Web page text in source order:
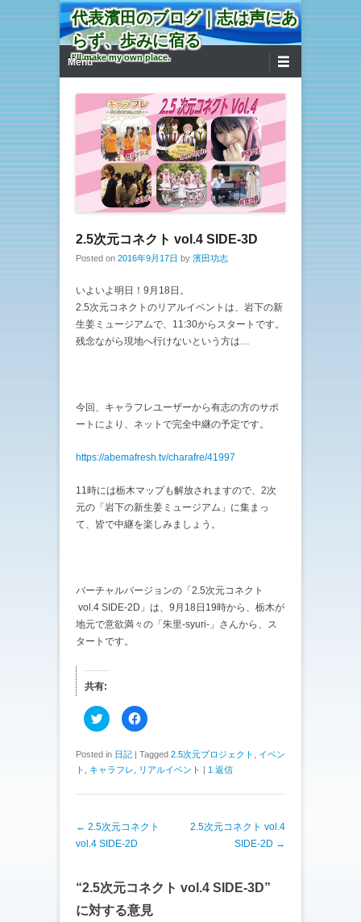
代表濱田のブログ｜志は声にあ
らず、歩みに宿る
I'll make my own place.
第1メニュー
コンテンツへ移動
Menu
2.5次元コネクト vol.4 SIDE-3D
Posted on 2016年9月17日 by 濱田功志
いよいよ明日！9月18日。
2.5次元コネクトのリアルイベントは、岩下の新
生姜ミュージアムで、11:30からスタートです。
残念ながら現地へ行けないという方は…
今回、キャラフレユーザーから有志の方のサポ
ートにより、ネットで完全中継の予定です。
https://abemafresh.tv/charafre/41997
11時には栃木マップも解放されますので、2次
元の「岩下の新生姜ミュージアム」に集まっ
て、皆で中継を楽しみましょう。
バーチャルバージョンの「2.5次元コネクト
vol.4 SIDE-2D」は、9月18日19時から、栃木が
地元で意欲満々の「朱里-syuri-」さんから、ス
タートです。
共有:
ク
リ
し
て
T
i
e
r
で
共
新
し
ウ
ィ
F
a
b
o
o
で
す
る
ッ
ク
て
く
Posted in 日記 | Tagged 2.5次元プロジェクト
イベン
ト
キャラフレ リアルイベント | 1 返信
投稿ナビゲーション
← 2.5次元コネクト
vol.4 SIDE-2D
2.5次元コネクト vol.4
SIDE-2D →
“2.5次元コネクト vol.4 SIDE-3D”
に対する意見